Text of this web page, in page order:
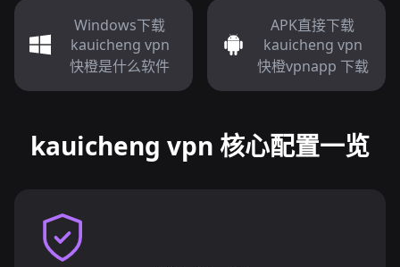
Windows下载
kauicheng vpn
快橙是什么软件
APK直接下载
kauicheng vpn
快橙vpnapp 下载
kauicheng vpn 核心配置一览